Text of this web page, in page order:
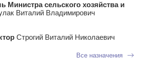
Министра сельского хозяйства и
Виталий Владимирович
Строгий Виталий Николаевич
Все назначения